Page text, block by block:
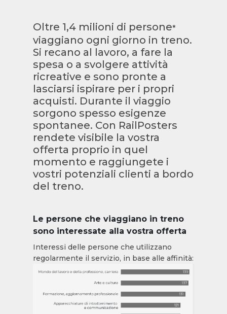
Oltre 1,4 milioni di persone*
viaggiano ogni giorno in treno.
Si recano al lavoro, a fare la
spesa o a svolgere attività
ricreative e sono pronte a
lasciarsi ispirare per i propri
acquisti. Durante il viaggio
sorgono spesso esigenze
spontanee. Con RailPosters
rendete visibile la vostra
offerta proprio in quel
momento e raggiungete i
vostri potenziali clienti a bordo
del treno.
Le persone che viaggiano in treno
sono interessate alla vostra offerta
Interessi delle persone che utilizzano
regolarmente il servizio, in base alle affinità: